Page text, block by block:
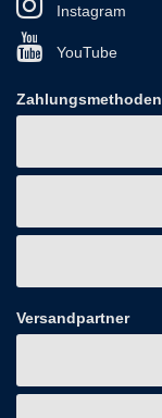
Instagram
YouTube
Zahlungsmethoden
Versandpartner